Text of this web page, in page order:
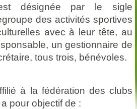
désignée par le sigle
des activités sportives
avec à leur tête, au
un gestionnaire de
tous trois, bénévoles.
à la fédération des clubs
a pour objectif de :